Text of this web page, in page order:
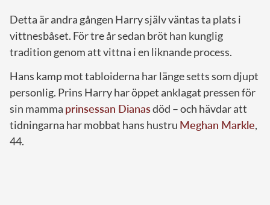
Detta är andra gången Harry själv väntas ta plats i
vittnesbåset. För tre år sedan bröt han kunglig
tradition genom att vittna i en liknande process.
Hans kamp mot tabloiderna har länge setts som djupt
personlig. Prins Harry har öppet anklagat pressen för
sin mamma prinsessan Dianasdöd – och hävdar att
tidningarna har mobbat hans hustru Meghan Markle,
44.